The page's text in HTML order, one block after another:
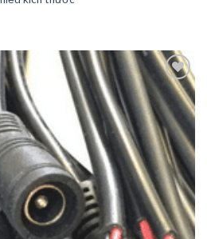
Add to
wishlist